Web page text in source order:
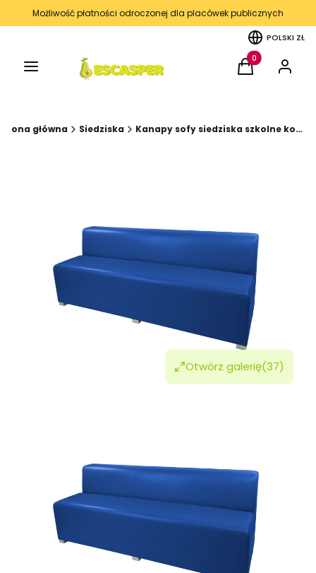
Możliwość płatności odroczonej dla placówek publicznych
POLSKI ZŁ
Menu Produkty w
Koszyk Zaloguj
główna Siedziska Kanapy sofy siedziska szkolne korytarz kąciki wyciszenia kolekcja FUN
Otwórz galerię(37)